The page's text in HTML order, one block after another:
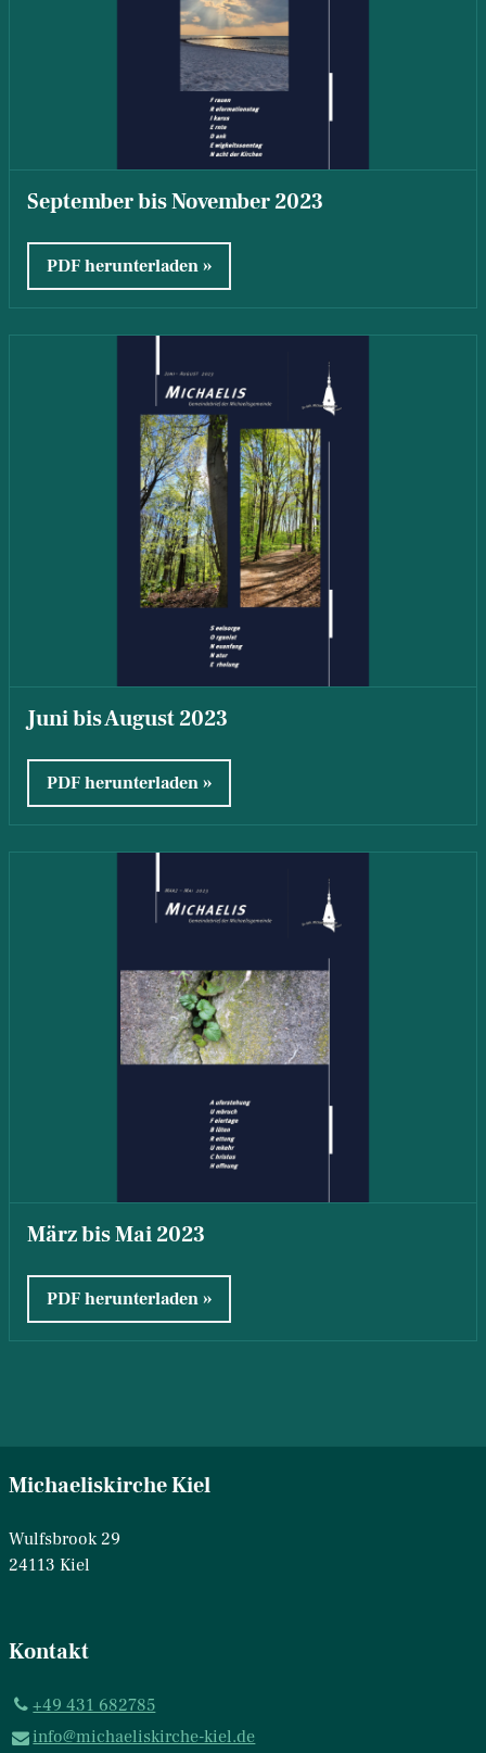
September bis November 2023
PDF herunterladen
Juni bis August 2023
PDF herunterladen
März bis Mai 2023
PDF herunterladen
Michaeliskirche Kiel
Wulfsbrook 29
24113 Kiel
Kontakt
+49 431 682785
info@​michaeliskirche-kiel.​de